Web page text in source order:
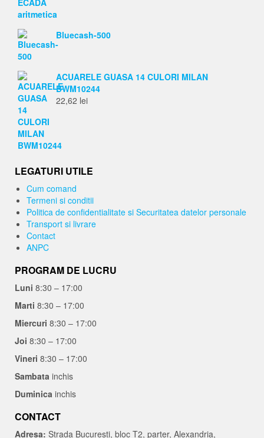
Bluecash-500
ACUARELE GUASA 14 CULORI MILAN
BWM10244
22,62 lei
LEGATURI UTILE
Cum comand
Termeni si conditii
Politica de confidentialitate si Securitatea datelor personale
Transport si livrare
Contact
ANPC
PROGRAM DE LUCRU
Luni 8:30 – 17:00
Marti 8:30 – 17:00
Miercuri 8:30 – 17:00
Joi 8:30 – 17:00
Vineri 8:30 – 17:00
Sambata inchis
Duminica inchis
CONTACT
Adresa: Strada Bucuresti, bloc T2, parter, Alexandria,